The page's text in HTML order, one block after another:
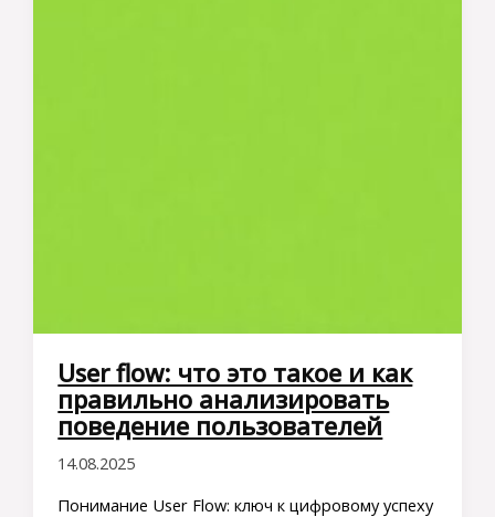
User flow: что это такое и как
правильно анализировать
поведение пользователей
14.08.2025
Понимание User Flow: ключ к цифровому успеху